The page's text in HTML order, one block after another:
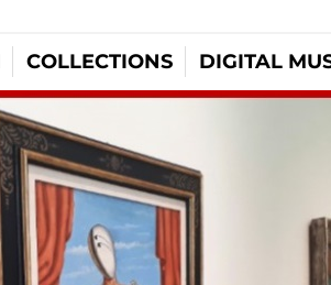
COLLECTIONS DIGITAL